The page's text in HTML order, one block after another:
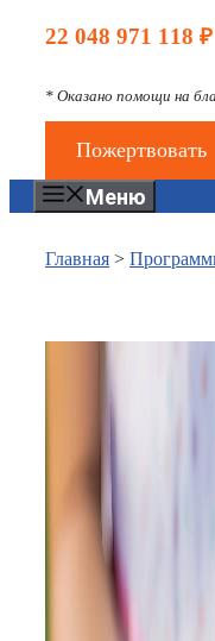
22 048 971 118 ₽
* Оказано помощи на
Пожертвовать
Меню
Главная >